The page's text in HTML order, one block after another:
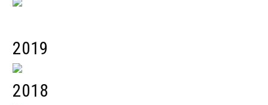
2019
2018